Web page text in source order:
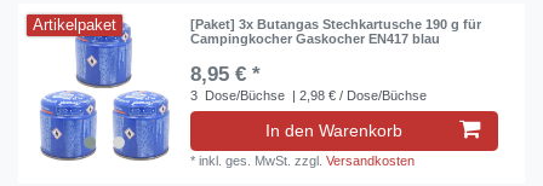
Artikelpaket
[Paket] 3x Butangas Stechkartusche 190 g für
Campingkocher Gaskocher EN417 blau
8,95 € *
3 Dose/Büchse | 2,98 € / Dose/Büchse
In den Warenkorb
*inkl. ges. MwSt. zzgl.Versandkosten